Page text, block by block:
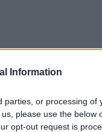
Information
parties, or processing of
please use the below
opt-out request is